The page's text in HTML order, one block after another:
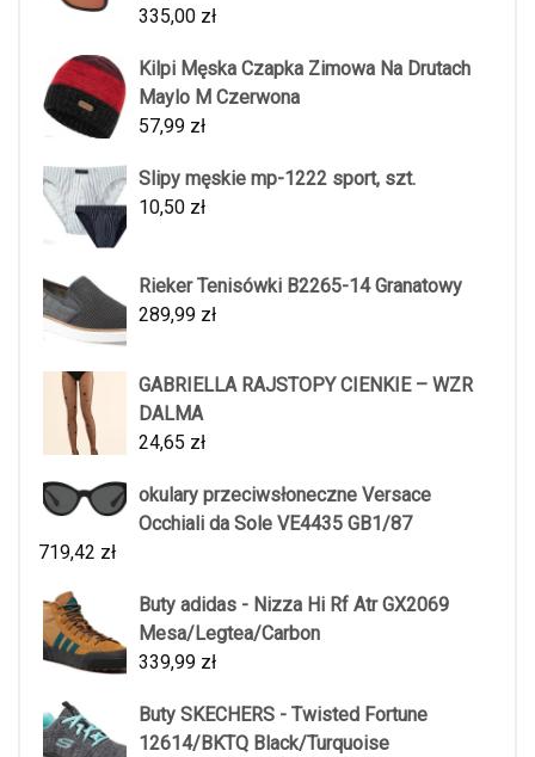
335,00 zł
Kilpi Męska Czapka Zimowa Na Drutach
Maylo M Czerwona
57,99 zł
Slipy męskie mp-1222 sport, szt.
10,50 zł
Rieker Tenisówki B2265-14 Granatowy
289,99 zł
GABRIELLA RAJSTOPY CIENKIE – WZR
DALMA
24,65 zł
okulary przeciwsłoneczne Versace
Occhiali da Sole VE4435 GB1/87
719,42 zł
Buty adidas - Nizza Hi Rf Atr GX2069
Mesa/Legtea/Carbon
339,99 zł
Buty SKECHERS - Twisted Fortune
12614/BKTQ Black/Turquoise